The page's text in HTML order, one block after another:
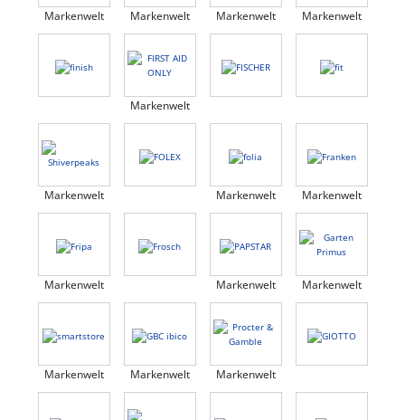
Markenwelt Markenwelt Markenwelt Markenwelt
Markenwelt
Markenwelt Markenwelt Markenwelt
Markenwelt Markenwelt Markenwelt
Markenwelt Markenwelt Markenwelt